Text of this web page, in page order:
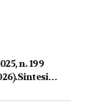
n. 199
e per